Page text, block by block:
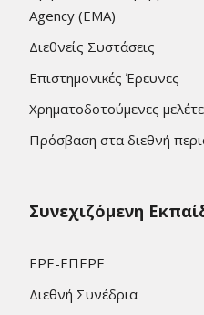
Agency (EMA)
Διεθνείς Συστάσεις
Επιστημονικές Έρευνες
Χρηματοδοτούμενες
Πρόσβαση στα διεθνή
Συνεχιζόμενη
ΕΡΕ-ΕΠΕΡΕ
Διεθνή Συνέδρια